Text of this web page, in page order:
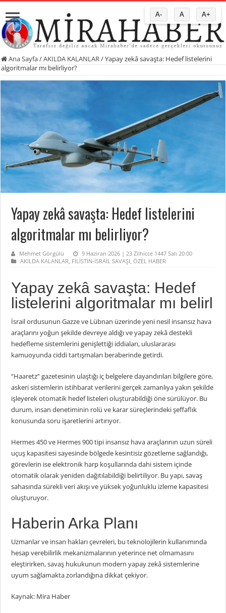
Ana Sayfa/AKILDA KALANLAR /Yapay zekâ savaşta: Hedef listelerini
algoritmalar mı belirliyor?
Yapay zekâ savaşta: Hedef listelerini
algoritmalar mı belirliyor?
Mehmet Görgülü
9 Haziran 2026 | 23 Zilhicce 1447 Salı 20:00
AKILDA KALANLAR, FİLİSTİN-İSRAİL SAVAŞI,ÖZEL HABER
Yapay zekâ savaşta: Hedef
listelerini algoritmalar mı belirl
İsrail ordusunun Gazze ve Lübnan üzerinde yeni nesil insansız hava
araçlarını yoğun şekilde devreye aldığı ve yapay zekâ destekli
hedefleme sistemlerini genişlettiği iddiaları, uluslararası
kamuoyunda ciddi tartışmaları beraberinde getirdi.
“Haaretz” gazetesinin ulaştığı iç belgelere dayandırılan bilgilere göre,
askeri sistemlerin istihbarat verilerini gerçek zamanlıya yakın şekilde
işleyerek otomatik hedef listeleri oluşturabildiği öne sürülüyor. Bu
durum, insan denetiminin rolü ve karar süreçlerindeki şeffaflık
konusunda soru işaretlerini artırıyor.
Hermes 450 ve Hermes 900 tipi insansız hava araçlarının uzun süreli
uçuş kapasitesi sayesinde bölgede kesintisiz gözetleme sağlandığı,
görevlerin ise elektronik harp koşullarında dahi sistem içinde
otomatik olarak yeniden dağıtılabildiği belirtiliyor. Bu yapı, savaş
sahasında sürekli veri akışı ve yüksek yoğunluklu izleme kapasitesi
oluşturuyor.
Haberin Arka Planı
Uzmanlar ve insan hakları çevreleri, bu teknolojilerin kullanımında
hesap verebilirlik mekanizmalarının yeterince net olmamasını
eleştirirken, savaş hukukunun modern yapay zekâ sistemlerine
uyum sağlamakta zorlandığına dikkat çekiyor.
Kaynak: Mira Haber
A- A A+